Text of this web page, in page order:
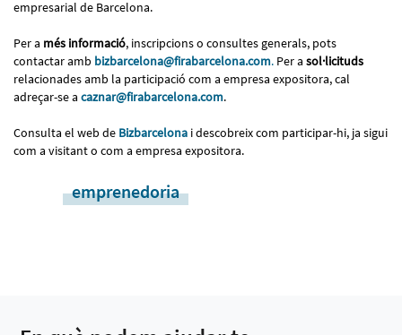
empresarial de Barcelona.
Per a més informació, inscripcions o consultes generals, pots
contactar amb bizbarcelona@firabarcelona.com. Per a sol·licituds
relacionades amb la participació com a empresa expositora, cal
adreçar-se a caznar@firabarcelona.com.
Consulta el web de Bizbarcelona i descobreix com participar-hi, ja sigui
com a visitant o com a empresa expositora.
emprenedoria